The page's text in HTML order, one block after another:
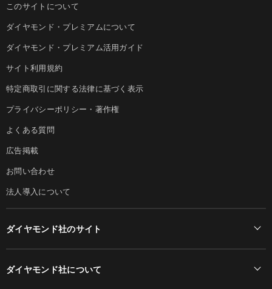
このサイトについて
ダイヤモンド・プレミアムについて
ダイヤモンド・プレミアム活用ガイド
サイト利用規約
特定商取引に関する法律に基づく表示
プライバシーポリシー・著作権
よくある質問
広告掲載
お問い合わせ
法人導入について
ダイヤモンド社のサイト
ダイヤモンド社について